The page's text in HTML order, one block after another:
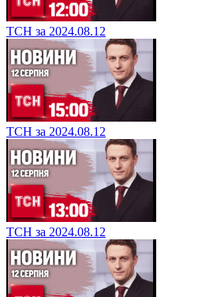
ТСН за 2024.08.12
ТСН за 2024.08.12
ТСН за 2024.08.12